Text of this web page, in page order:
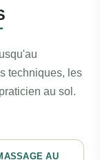
techniques, les
au sol.
AU